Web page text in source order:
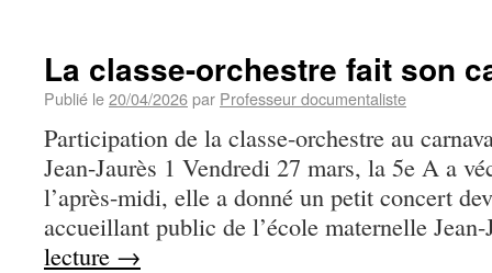
La classe-orchestre fait son
Publié le20/04/2026par Professeur documentaliste
Participation de la classe-orchestre au
Jean-Jaurès 1 Vendredi 27 mars, la 5e A a
l’après-midi, elle a donné un petit concert
accueillant public de l’école maternelle
lecture →